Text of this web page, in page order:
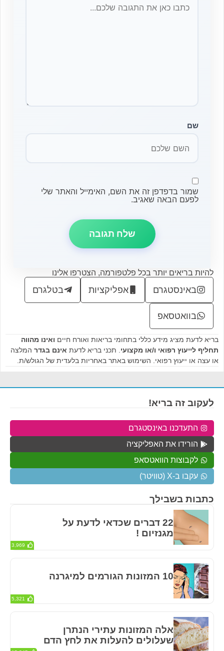
שם
שמור בדפדפן זה את השם, האימייל והאתר שלי
לפעם הבאה שאגיב.
להיות בריאים יותר בכל פלטפורמה, הצטרפו אלינו
באינסטגרם אפליקציות בטלגרם
בוואטסאפ
בריא לדעת מציג מידע כללי בתחומי בריאות ואורח חיים ואינו מהווה
תחליף לייעוץ רפואי ו/או מקצועי . תכני בריא לדעת אינם בגדר המלצה
או עצה או ייעוץ רפואי. השימוש באתר באחריות בלעדית של הגולש/ת.
כתבות בשבילך
22 דברים שכדאי לדעת על
מגנזיום !
3,969
10 המזונות הגורמים למיגרנה
5,321
אלה המזונות עתירי הנתרן
שעלולים להעלות את לחץ הדם
לעקוב זה בריא!
התעדכנו באינסטגרם
הורידו את האפליקציה
לקבוצות הוואטסאפ
עקבו ב-X (טוויטר)